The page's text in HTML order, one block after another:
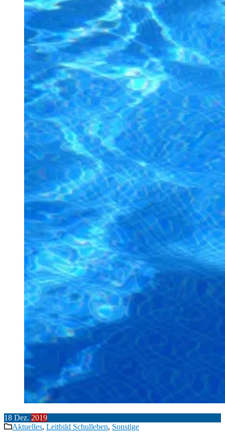
18 Dez. 2019
Aktuelles, Leitbild Schulleben, Sonstige